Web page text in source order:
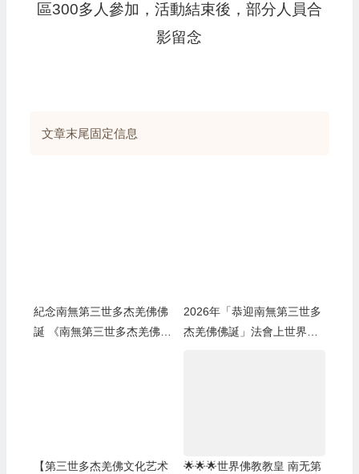
區300多人參加，活動結束後，部分人員合
影留念
文章末尾固定信息
紀念南無第三世多杰羌佛佛
誕 《南無第三世多杰羌佛經
2026年「恭迎南無第三世多
杰羌佛佛誕」法會上世界佛
【第三世多杰羌佛文化艺术
🌟🌟🌟世界佛教教皇 南无第